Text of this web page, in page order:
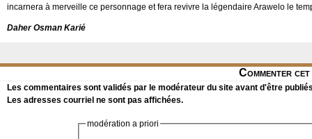
incarnera à merveille ce personnage et fera revivre la légendaire Arawelo le
Daher Osman Karié
Commenter
Les commentaires sont validés par le modérateur du site avant d'être
Les adresses courriel ne sont pas affichées.
modération a priori